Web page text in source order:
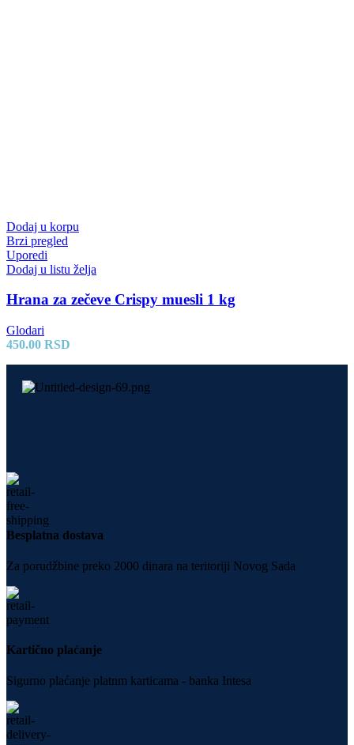
Dodaj u korpu
Brzi pregled
Uporedi
Dodaj u listu želja
Hrana za zečeve Crispy muesli 1 kg
Glodari
450.00 RSD
Besplatna dostava
Za porudžbine preko 2000 dinara na teritoriji Novog Sada
Kartično plaćanje
Sigurno plaćanje platnm karticama - banka Intesa